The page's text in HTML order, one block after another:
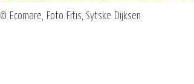
© Ecomare, Foto Fitis, Sytske Dijksen